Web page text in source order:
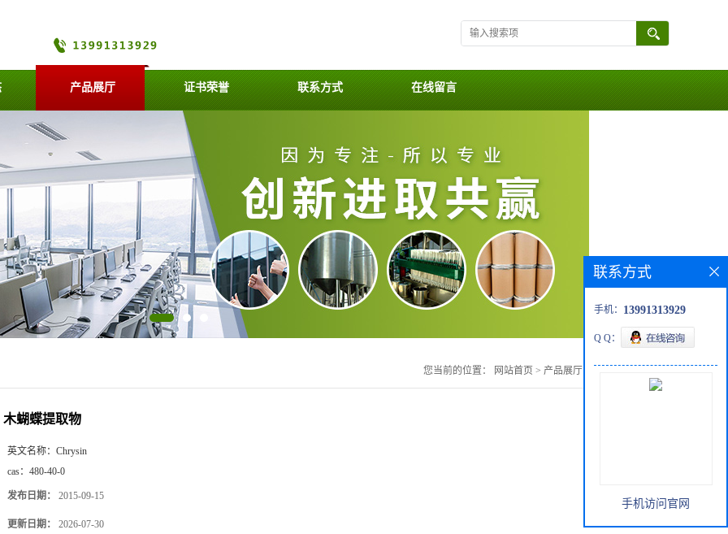
产品展厅 证书荣誉 联系方式 在线留言
您当前的位置： 网站首页 > 产品展厅
木蝴蝶提取物
英文名称： Chrysin
cas： 480-40-0
发布日期： 2015-09-15
更新日期： 2026-07-30
联系方式
手机： 13991313929
Q Q：
手机访问官网